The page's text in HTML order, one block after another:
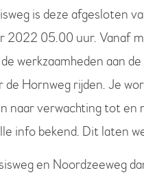
is deze afgesloten
05.00 uur. Vanaf
werkzaamheden aan
de Hornweg rijden. Je
naar verwachting tot
info bekend. Dit laten
en Noordzeeweg